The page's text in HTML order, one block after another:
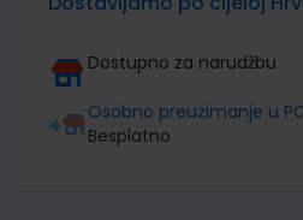
Dostupno za narudžbu
Osobno preuzimanje u
Besplatno